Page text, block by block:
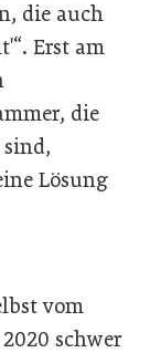
die auch
Erst am
die
Lösung
vom
schwer